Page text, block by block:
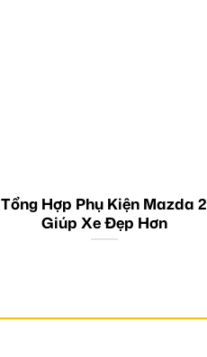
Tổng Hợp Phụ Kiện Mazda 2
Giúp Xe Đẹp Hơn